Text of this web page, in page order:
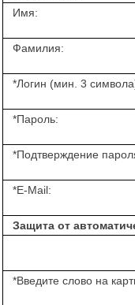
Имя:
Фамилия:
*Логин (мин. 3
*Пароль:
*Подтверждение
*E-Mail:
Защита от
*Введите слово на